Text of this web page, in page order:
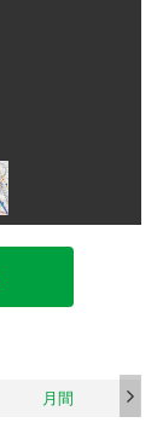
月間